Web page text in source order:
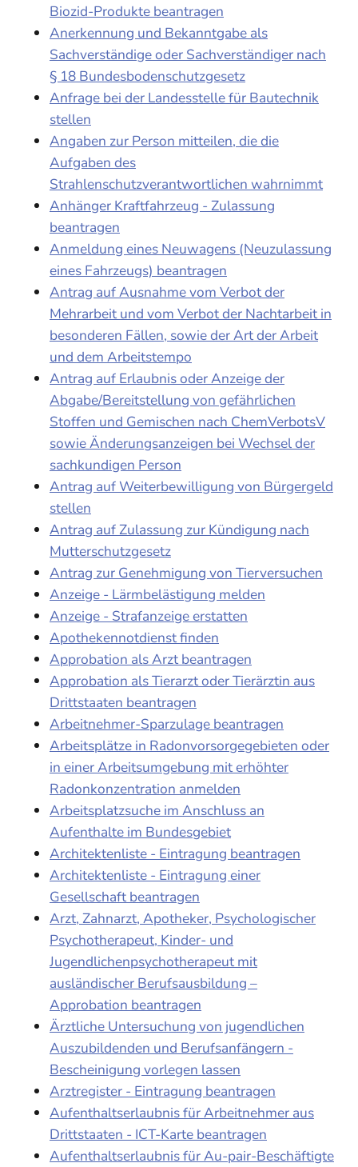
Biozid-Produkte beantragen
Anerkennung und Bekanntgabe als
Sachverständige oder Sachverständiger nach
§ 18 Bundesbodenschutzgesetz
Anfrage bei der Landesstelle für Bautechnik
stellen
Angaben zur Person mitteilen, die die
Aufgaben des
Strahlenschutzverantwortlichen wahrnimmt
Anhänger Kraftfahrzeug - Zulassung
beantragen
Anmeldung eines Neuwagens (Neuzulassung
eines Fahrzeugs) beantragen
Antrag auf Ausnahme vom Verbot der
Mehrarbeit und vom Verbot der Nachtarbeit in
besonderen Fällen, sowie der Art der Arbeit
und dem Arbeitstempo
Antrag auf Erlaubnis oder Anzeige der
Abgabe/Bereitstellung von gefährlichen
Stoffen und Gemischen nach ChemVerbotsV
sowie Änderungsanzeigen bei Wechsel der
sachkundigen Person
Antrag auf Weiterbewilligung von Bürgergeld
stellen
Antrag auf Zulassung zur Kündigung nach
Mutterschutzgesetz
Antrag zur Genehmigung von Tierversuchen
Anzeige - Lärmbelästigung melden
Anzeige - Strafanzeige erstatten
Apothekennotdienst finden
Approbation als Arzt beantragen
Approbation als Tierarzt oder Tierärztin aus
Drittstaaten beantragen
Arbeitnehmer-Sparzulage beantragen
Arbeitsplätze in Radonvorsorgegebieten oder
in einer Arbeitsumgebung mit erhöhter
Radonkonzentration anmelden
Arbeitsplatzsuche im Anschluss an
Aufenthalte im Bundesgebiet
Architektenliste - Eintragung beantragen
Architektenliste - Eintragung einer
Gesellschaft beantragen
Arzt, Zahnarzt, Apotheker, Psychologischer
Psychotherapeut, Kinder- und
Jugendlichenpsychotherapeut mit
ausländischer Berufsausbildung –
Approbation beantragen
Ärztliche Untersuchung von jugendlichen
Auszubildenden und Berufsanfängern -
Bescheinigung vorlegen lassen
Arztregister - Eintragung beantragen
Aufenthaltserlaubnis für Arbeitnehmer aus
Drittstaaten - ICT-Karte beantragen
Aufenthaltserlaubnis für Au-pair-Beschäftigte